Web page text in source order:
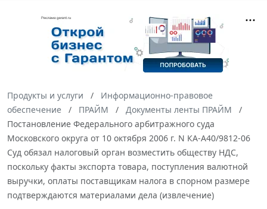
Продукты и услуги
Информационно-правовое
обеспечение
ПРАЙМ
Документы ленты ПРАЙМ
Постановление Федерального арбитражного суда
Московского округа от 10 октября 2006 г. N КА-А40/9812-06
Суд обязал налоговый орган возместить обществу НДС,
поскольку факты экспорта товара, поступления валютной
выручки, оплаты поставщикам налога в спорном размере
подтверждаются материалами дела (извлечение)